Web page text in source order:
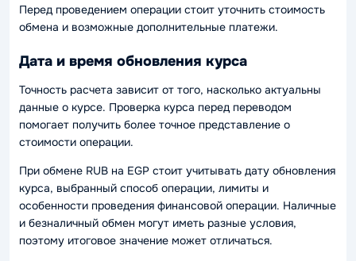
Перед проведением операции стоит уточнить стоимость
обмена и возможные дополнительные платежи.
Дата и время обновления курса
Точность расчета зависит от того, насколько актуальны
данные о курсе. Проверка курса перед переводом
помогает получить более точное представление о
стоимости операции.
При обмене RUB на EGP стоит учитывать дату обновления
курса, выбранный способ операции, лимиты и
особенности проведения финансовой операции. Наличные
и безналичный обмен могут иметь разные условия,
поэтому итоговое значение может отличаться.